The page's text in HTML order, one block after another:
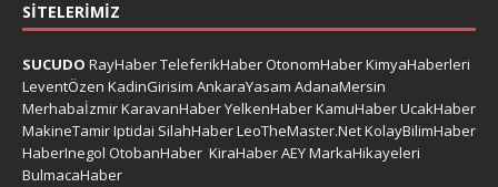
SITELERIMIZ
SUCUDO RayHaberTeleferikHaber OtonomHaberKimyaHaberleri
LeventÖzen KadinGirisim AnkaraYasam AdanaMersin
MerhabaİzmirKaravanHaberYelkenHaberKamuHaberUcakHaber
MakineTamirIptidai SilahHaberLeoTheMaster.NetKolayBilimHaber
HaberInegol OtobanHaber KiraHaberAEYMarkaHikayeleri
BulmacaHaber